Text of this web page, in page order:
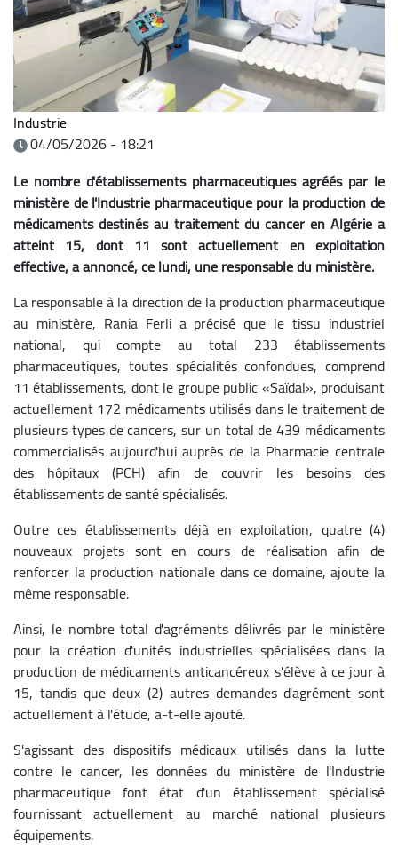
Industrie
04/05/2026 - 18:21
Le nombre d'établissements pharmaceutiques agréés par le
ministère de l'Industrie pharmaceutique pour la production de
médicaments destinés au traitement du cancer en Algérie a
atteint 15, dont 11 sont actuellement en exploitation
effective, a annoncé, ce lundi, une responsable du ministère.
La responsable à la direction de la production pharmaceutique
au ministère, Rania Ferli a précisé que le tissu industriel
national, qui compte au total 233 établissements
pharmaceutiques, toutes spécialités confondues, comprend
11 établissements, dont le groupe public «Saïdal», produisant
actuellement 172 médicaments utilisés dans le traitement de
plusieurs types de cancers, sur un total de 439 médicaments
commercialisés aujourd'hui auprès de la Pharmacie centrale
des hôpitaux (PCH) afin de couvrir les besoins des
établissements de santé spécialisés.
Outre ces établissements déjà en exploitation, quatre (4)
nouveaux projets sont en cours de réalisation afin de
renforcer la production nationale dans ce domaine, ajoute la
même responsable.
Ainsi, le nombre total d'agréments délivrés par le ministère
pour la création d'unités industrielles spécialisées dans la
production de médicaments anticancéreux s'élève à ce jour à
15, tandis que deux (2) autres demandes d'agrément sont
actuellement à l'étude, a-t-elle ajouté.
S'agissant des dispositifs médicaux utilisés dans la lutte
contre le cancer, les données du ministère de l'Industrie
pharmaceutique font état d'un établissement spécialisé
fournissant actuellement au marché national plusieurs
équipements.